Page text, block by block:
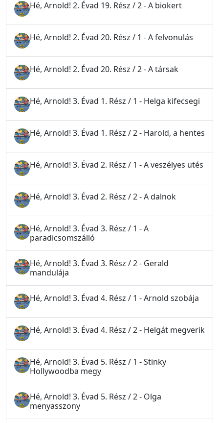
Hé, Arnold! 2. Évad 19. Rész / 2 - A biokert
Hé, Arnold! 2. Évad 20. Rész / 1 - A felvonulás
Hé, Arnold! 2. Évad 20. Rész / 2 - A társak
Hé, Arnold! 3. Évad 1. Rész / 1 - Helga kifecsegi
Hé, Arnold! 3. Évad 1. Rész / 2 - Harold, a hentes
Hé, Arnold! 3. Évad 2. Rész / 1 - A veszélyes ütés
Hé, Arnold! 3. Évad 2. Rész / 2 - A dalnok
Hé, Arnold! 3. Évad 3. Rész / 1 - A
paradicsomszálló
Hé, Arnold! 3. Évad 3. Rész / 2 - Gerald
mandulája
Hé, Arnold! 3. Évad 4. Rész / 1 - Arnold szobája
Hé, Arnold! 3. Évad 4. Rész / 2 - Helgát megverik
Hé, Arnold! 3. Évad 5. Rész / 1 - Stinky
Hollywoodba megy
Hé, Arnold! 3. Évad 5. Rész / 2 - Olga
menyasszony